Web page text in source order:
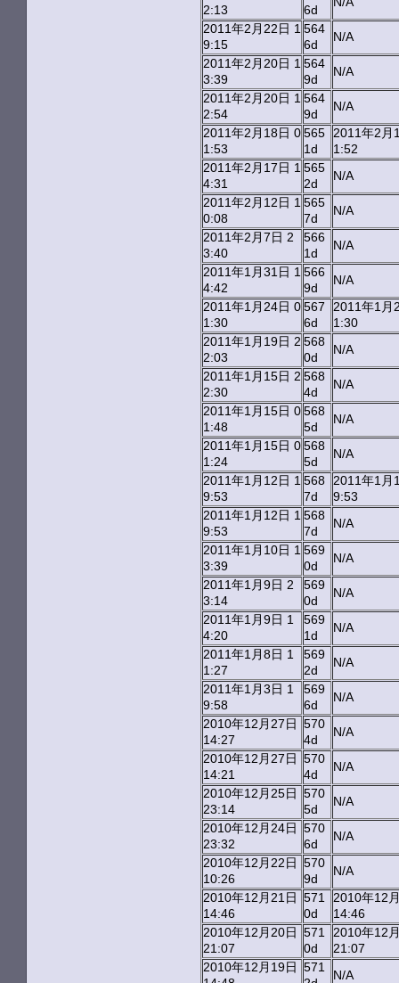
2:13
6d
2011年2月22日 1
9:15
564
6d
N/A
2011年2月20日 1
3:39
564
9d
N/A
2011年2月20日 1
2:54
564
9d
N/A
2011年2月18日 0
1:53
565
1d
2011年2月
1:52
2011年2月17日 1
4:31
565
2d
N/A
2011年2月12日 1
0:08
565
7d
N/A
2011年2月7日 2
3:40
566
1d
N/A
2011年1月31日 1
4:42
566
9d
N/A
2011年1月24日 0
1:30
567
6d
2011年1月
1:30
2011年1月19日 2
2:03
568
0d
N/A
2011年1月15日 2
2:30
568
4d
N/A
2011年1月15日 0
1:48
568
5d
N/A
2011年1月15日 0
1:24
568
5d
N/A
2011年1月12日 1
9:53
568
7d
2011年1月
9:53
2011年1月12日 1
9:53
568
7d
N/A
2011年1月10日 1
3:39
569
0d
N/A
2011年1月9日 2
3:14
569
0d
N/A
2011年1月9日 1
4:20
569
1d
N/A
2011年1月8日 1
1:27
569
2d
N/A
2011年1月3日 1
9:58
569
6d
N/A
2010年12月27日
14:27
570
4d
N/A
2010年12月27日
14:21
570
4d
N/A
2010年12月25日
23:14
570
5d
N/A
2010年12月24日
23:32
570
6d
N/A
2010年12月22日
10:26
570
9d
N/A
2010年12月21日
14:46
571
0d
2010年12
14:46
2010年12月20日
21:07
571
0d
2010年12
21:07
2010年12月19日
571
N/A